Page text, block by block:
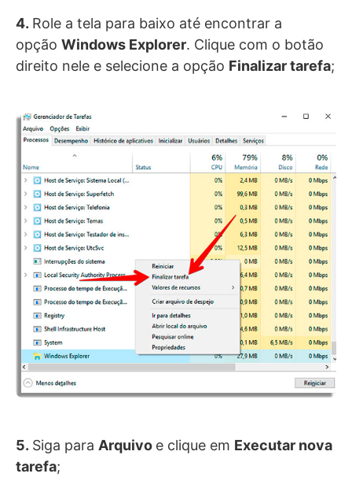
4. Role a tela para baixo até encontrar a
opção Windows Explorer. Clique com o botão
direito nele e selecione a opção Finalizar tarefa;
5. Siga para Arquivo e clique em Executar nova
tarefa;